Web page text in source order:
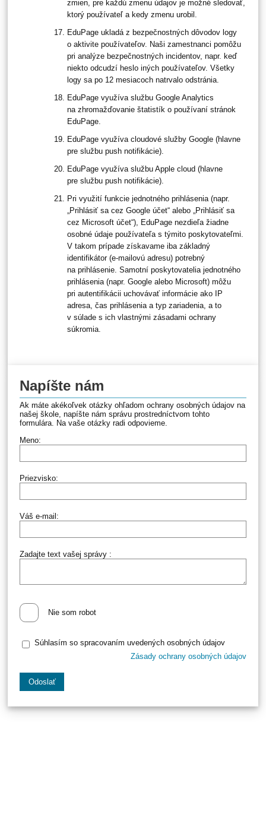
zmien, pre každú zmenu údajov je možné sledovať,
ktorý používateľ a kedy zmenu urobil.
EduPage ukladá z bezpečnostných dôvodov logy
o aktivite používateľov. Naši zamestnanci pomôžu
pri analýze bezpečnostných incidentov, napr. keď
niekto odcudzí heslo iných používateľov. Všetky
logy sa po 12 mesiacoch natrvalo odstránia.
EduPage využíva službu Google Analytics
na zhromažďovanie štatistík o používaní stránok
EduPage.
EduPage využíva cloudové služby Google (hlavne
pre službu push notifikácie).
EduPage využíva službu Apple cloud (hlavne
pre službu push notifikácie).
Pri využití funkcie jednotného prihlásenia (napr.
„Prihlásiť sa cez Google účet“ alebo „Prihlásiť sa
cez Microsoft účet“), EduPage nezdieľa žiadne
osobné údaje používateľa s týmito poskytovateľmi.
V takom prípade získavame iba základný
identifikátor (e-mailovú adresu) potrebný
na prihlásenie. Samotní poskytovatelia jednotného
prihlásenia (napr. Google alebo Microsoft) môžu
pri autentifikácii uchovávať informácie ako IP
adresa, čas prihlásenia a typ zariadenia, a to
v súlade s ich vlastnými zásadami ochrany
súkromia.
Napíšte nám
Ak máte akékoľvek otázky ohľadom ochrany osobných údajov na
našej škole, napíšte nám správu prostredníctvom tohto
formulára. Na vaše otázky radi odpovieme.
Meno:
Priezvisko:
Váš e-mail:
Zadajte text vašej správy :
Nie som robot
Súhlasím so spracovaním uvedených osobných údajov
Zásady ochrany osobných údajov